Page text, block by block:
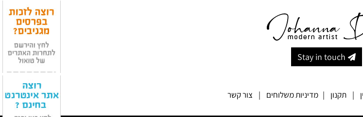
Stay in touch
| תקנון | מדיניות משלוחים | צור קשר